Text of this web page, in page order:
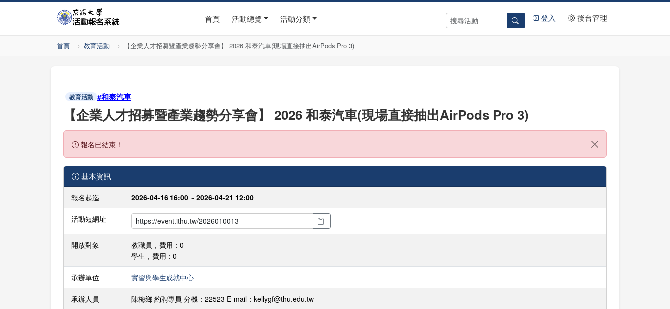
首頁 活動總覽 活動分類 登入 後台管理
首頁 教育活動 【企業人才招募暨產業趨勢分享會】 2026 和泰汽車(現場直接抽出AirPods Pro 3)
教育活動 #和泰汽車
【企業人才招募暨產業趨勢分享會】 2026 和泰汽車(現場直接抽出AirPods Pro 3)
報名已結束！
基本資訊
報名起迄 2026-04-16 16:00 ~ 2026-04-21 12:00
活動短網址
開放對象
教職員，費用：0
學生，費用：0
承辦單位 實習與學生成就中心
承辦人員 陳梅鄉 約聘專員 分機：22523 E-mail：kellygf@thu.edu.tw